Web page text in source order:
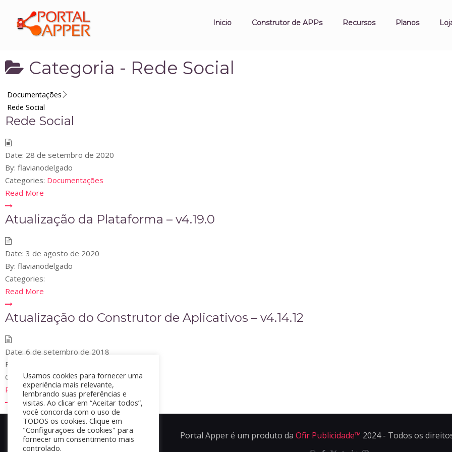
Inicio Construtor de APPs Recursos Planos
Categoria - Rede Social
Documentações
Rede Social
Rede Social
Date: 28 de setembro de 2020
By: flavianodelgado
Categories: Documentações
Read More
Atualização da Plataforma – v4.19.0
Date: 3 de agosto de 2020
By: flavianodelgado
Categories:
Read More
Atualização do Construtor de Aplicativos – v4.14.12
Date: 6 de setembro de 2018
By:
Categories:
Read More
Portal Apper é um produto da Ofir Publicidade™ 2024 - Todos os
Usamos cookies para fornecer uma
experiência mais relevante,
lembrando suas preferências e
visitas. Ao clicar em “Aceitar todos”,
você concorda com o uso de
TODOS os cookies. Clique em
"Configurações de cookies" para
fornecer um consentimento mais
controlado.